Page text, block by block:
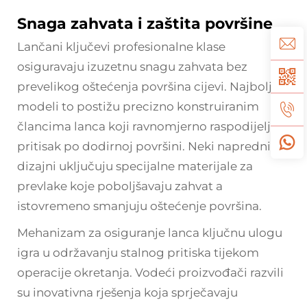
Snaga zahvata i zaštita površine
Lančani ključevi profesionalne klase
osiguravaju izuzetnu snagu zahvata bez
prevelikog oštećenja površina cijevi. Najbolji
modeli to postižu precizno konstruiranim
člancima lanca koji ravnomjerno raspodijeljuju
pritisak po dodirnoj površini. Neki napredni
dizajni uključuju specijalne materijale za
prevlake koje poboljšavaju zahvat a
istovremeno smanjuju oštećenje površina.
Mehanizam za osiguranje lanca ključnu ulogu
igra u održavanju stalnog pritiska tijekom
operacije okretanja. Vodeći proizvođači razvili
su inovativna rješenja koja sprječavaju